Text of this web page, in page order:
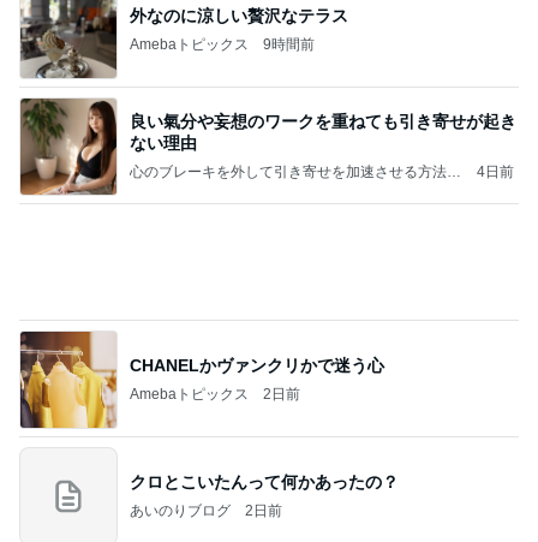
外なのに涼しい贅沢なテラス
Amebaトピックス 9時間前
良い氣分や妄想のワークを重ねても引き寄せが起き
ない理由
心のブレーキを外して引き寄せを加速させる方法：
4日前
クロとこいたんって何かあったの？
あいのりブログ 2日前
実家で車検証がなくて再発行
Amebaトピックス 1日前